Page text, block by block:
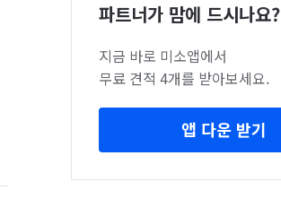
파트너가 맘에 드시나요?
지금 바로 미소앱에서
무료 견적 4개를 받아보세요.
앱 다운 받기